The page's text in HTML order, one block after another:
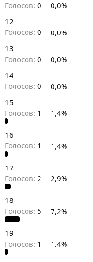
Голосов: 0
0,0%
12
Голосов: 0
0,0%
13
Голосов: 0
0,0%
14
Голосов: 0
0,0%
15
Голосов: 1 1,4%
16
Голосов: 1 1,4%
17
Голосов: 2 2,9%
18
Голосов: 5 7,2%
19
Голосов: 1 1,4%